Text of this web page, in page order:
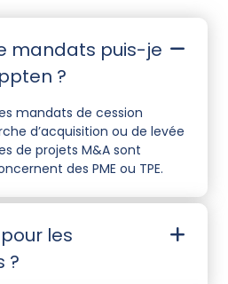
mandats puis-je
?
mandats de cession
d’acquisition ou de levée
de projets M&A sont
des PME ou TPE.
les
?